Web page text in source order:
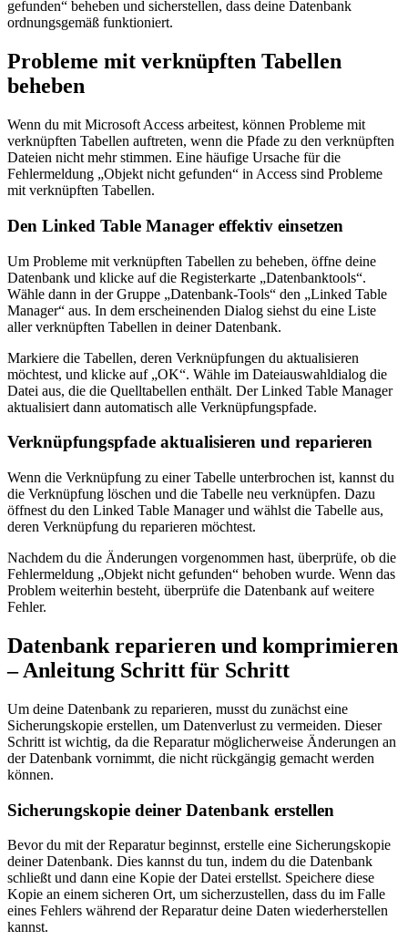
gefunden“ beheben und sicherstellen, dass deine Datenbank
ordnungsgemäß funktioniert.
Probleme mit verknüpften Tabellen
beheben
Wenn du mit Microsoft Access arbeitest, können Probleme mit
verknüpften Tabellen auftreten, wenn die Pfade zu den verknüpften
Dateien nicht mehr stimmen. Eine häufige Ursache für die
Fehlermeldung „Objekt nicht gefunden“ in Access sind Probleme
mit verknüpften Tabellen.
Den Linked Table Manager effektiv einsetzen
Um Probleme mit verknüpften Tabellen zu beheben, öffne deine
Datenbank und klicke auf die Registerkarte „Datenbanktools“.
Wähle dann in der Gruppe „Datenbank-Tools“ den „Linked Table
Manager“ aus. In dem erscheinenden Dialog siehst du eine Liste
aller verknüpften Tabellen in deiner Datenbank.
Markiere die Tabellen, deren Verknüpfungen du aktualisieren
möchtest, und klicke auf „OK“. Wähle im Dateiauswahldialog die
Datei aus, die die Quelltabellen enthält. Der Linked Table Manager
aktualisiert dann automatisch alle Verknüpfungspfade.
Verknüpfungspfade aktualisieren und reparieren
Wenn die Verknüpfung zu einer Tabelle unterbrochen ist, kannst du
die Verknüpfung löschen und die Tabelle neu verknüpfen. Dazu
öffnest du den Linked Table Manager und wählst die Tabelle aus,
deren Verknüpfung du reparieren möchtest.
Nachdem du die Änderungen vorgenommen hast, überprüfe, ob die
Fehlermeldung „Objekt nicht gefunden“ behoben wurde. Wenn das
Problem weiterhin besteht, überprüfe die Datenbank auf weitere
Fehler.
Datenbank reparieren und komprimieren
– Anleitung Schritt für Schritt
Um deine Datenbank zu reparieren, musst du zunächst eine
Sicherungskopie erstellen, um Datenverlust zu vermeiden. Dieser
Schritt ist wichtig, da die Reparatur möglicherweise Änderungen an
der Datenbank vornimmt, die nicht rückgängig gemacht werden
können.
Sicherungskopie deiner Datenbank erstellen
Bevor du mit der Reparatur beginnst, erstelle eine Sicherungskopie
deiner Datenbank. Dies kannst du tun, indem du die Datenbank
schließt und dann eine Kopie der Datei erstellst. Speichere diese
Kopie an einem sicheren Ort, um sicherzustellen, dass du im Falle
eines Fehlers während der Reparatur deine Daten wiederherstellen
kannst.